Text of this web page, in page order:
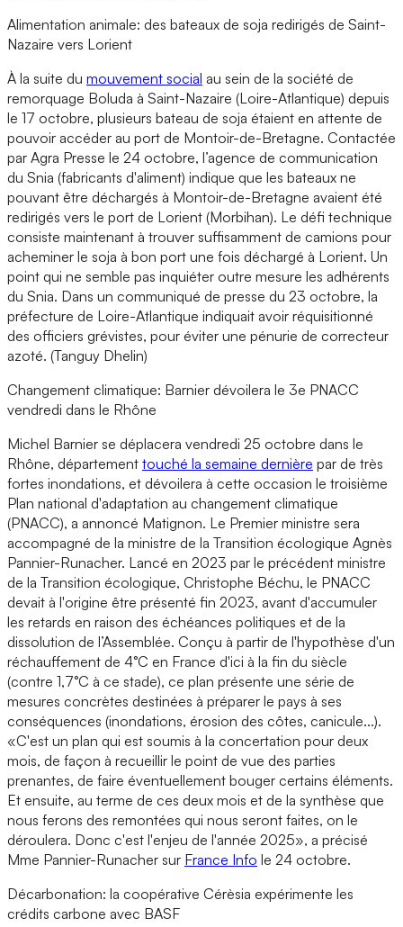
Alimentation animale: des bateaux de soja redirigés de Saint-
Nazaire vers Lorient
À la suite du mouvement social au sein de la société de
remorquage Boluda à Saint-Nazaire (Loire-Atlantique) depuis
le 17 octobre, plusieurs bateau de soja étaient en attente de
pouvoir accéder au port de Montoir-de-Bretagne. Contactée
par Agra Presse le 24 octobre, l’agence de communication
du Snia (fabricants d'aliment) indique que les bateaux ne
pouvant être déchargés à Montoir-de-Bretagne avaient été
redirigés vers le port de Lorient (Morbihan). Le défi technique
consiste maintenant à trouver suffisamment de camions pour
acheminer le soja à bon port une fois déchargé à Lorient. Un
point qui ne semble pas inquiéter outre mesure les adhérents
du Snia. Dans un communiqué de presse du 23 octobre, la
préfecture de Loire-Atlantique indiquait avoir réquisitionné
des officiers grévistes, pour éviter une pénurie de correcteur
azoté. (Tanguy Dhelin)
Changement climatique: Barnier dévoilera le 3e PNACC
vendredi dans le Rhône
Michel Barnier se déplacera vendredi 25 octobre dans le
Rhône, département touché la semaine dernière par de très
fortes inondations, et dévoilera à cette occasion le troisième
Plan national d'adaptation au changement climatique
(PNACC), a annoncé Matignon. Le Premier ministre sera
accompagné de la ministre de la Transition écologique Agnès
Pannier-Runacher. Lancé en 2023 par le précédent ministre
de la Transition écologique, Christophe Béchu, le PNACC
devait à l'origine être présenté fin 2023, avant d'accumuler
les retards en raison des échéances politiques et de la
dissolution de l’Assemblée. Conçu à partir de l'hypothèse d'un
réchauffement de 4°C en France d'ici à la fin du siècle
(contre 1,7°C à ce stade), ce plan présente une série de
mesures concrètes destinées à préparer le pays à ses
conséquences (inondations, érosion des côtes, canicule...).
«C'est un plan qui est soumis à la concertation pour deux
mois, de façon à recueillir le point de vue des parties
prenantes, de faire éventuellement bouger certains éléments.
Et ensuite, au terme de ces deux mois et de la synthèse que
nous ferons des remontées qui nous seront faites, on le
déroulera. Donc c'est l'enjeu de l'année 2025», a précisé
Mme Pannier-Runacher sur France Info le 24 octobre.
Décarbonation: la coopérative Cérèsia expérimente les
crédits carbone avec BASF